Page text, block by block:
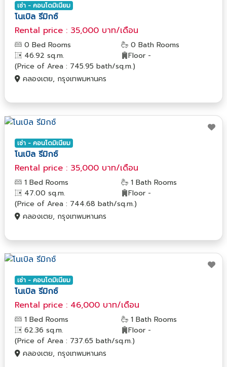
เช่า - คอนโดมิเนียม
โนเบิล รีมิกซ์
Rental price : 35,000 บาท/เดือน
0 Bed Rooms
0 Bath Rooms
46.92 sq.m.
Floor -
(Price of Area : 745.95 bath/sq.m.)
คลองเตย, กรุงเทพมหานคร
เช่า - คอนโดมิเนียม
โนเบิล รีมิกซ์
Rental price : 35,000 บาท/เดือน
1 Bed Rooms
1 Bath Rooms
47.00 sq.m.
Floor -
(Price of Area : 744.68 bath/sq.m.)
คลองเตย, กรุงเทพมหานคร
เช่า - คอนโดมิเนียม
โนเบิล รีมิกซ์
Rental price : 46,000 บาท/เดือน
1 Bed Rooms
1 Bath Rooms
62.36 sq.m.
Floor -
(Price of Area : 737.65 bath/sq.m.)
คลองเตย, กรุงเทพมหานคร